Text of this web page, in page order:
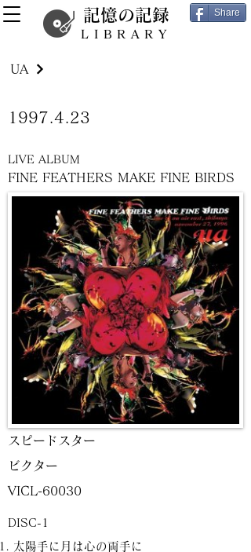
記憶の記録
LIBRARY
Share
FINE FEATHERS MAKE FINE BIRDS
DISC-1
太陽手に月は心の両手に
UA
1997.4.23
LIVE ALBUM
スピードスター
ビクター
VICL-60030